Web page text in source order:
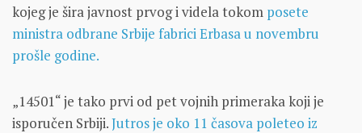
kojeg je šira javnost prvog i videla tokom posete
ministra odbrane Srbije fabrici Erbasa u novembru
prošle godine.
„14501“ je tako prvi od pet vojnih primeraka koji je
isporučen Srbiji.Jutros je oko 11 časova poleteo iz